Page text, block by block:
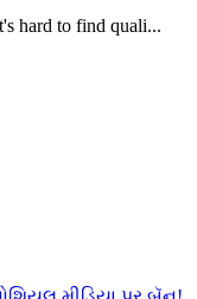
hard to find quali...